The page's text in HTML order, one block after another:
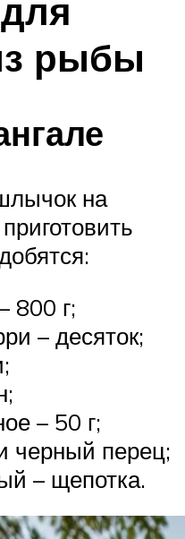
рыбы
на
800 г;
– десяток;
– 50 г;
черный перец;
– щепотка.